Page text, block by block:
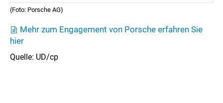
(Foto: Porsche AG)
Mehr zum Engagement von Porsche erfahren Sie
hier
Quelle: UD/cp